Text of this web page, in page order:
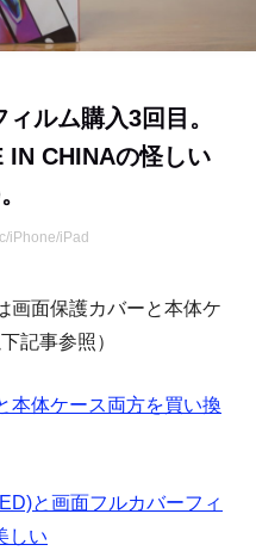
ルム購入3回目。
IN CHINAの怪しい
iPhone/iPad
画面保護カバーと本体ケ
記事参照）
本体ケース両方を買い換
と画面フルカバーフィ
しい